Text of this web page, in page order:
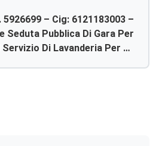
5926699 – Cig: 6121183003 –
Seduta Pubblica Di Gara Per
Servizio Di Lavanderia Per Le